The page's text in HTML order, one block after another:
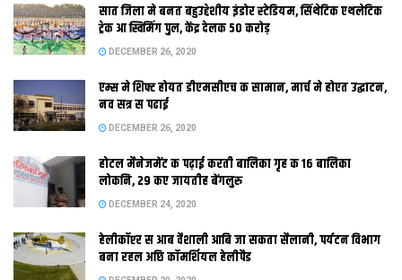
दरभंगा। पुरी पीठ क शंकराचार्य दरभंगा मे
आयोजित एकटा समारोह मे पं जयमंत मिश्रक पुस्‍तक ‘श्रीसीताचरित
महाकाव्यम’ क लोकार्पण केलथि। ग्रंथ लोकार्पण समारोह क दौरान
प्राध्यापिका डॉ. इंदिरा झा जेनाहि सम्मानित करबा लेल फातिमा क नाम
घोषित केलथि, ओहि ठाम मौजूद सबगोटे आश्चर्यचकित रहि गेलथि। सबहक
सात जिला मे बनत बहुउद्देशीय इंडोर स्‍टेडि‍यम, सिंथेटिक एथलेटिक
ट्रेक आ स्विमिंग पुल, केंद्र देलक 50 करोड़
DECEMBER 26, 2020
एम्स मे शिफ्ट होयत डीएमसीएच क सामान, मार्च मे होएत उद्घाटन,
नव सत्र स पढाई
DECEMBER 26, 2020
होटल मैनेजमेंट क पढ़ाई करती बालिका गृह क 16 बालिका
लोकनि, 29 कए जायतीह बेंगलुरु
DECEMBER 24, 2020
हेलीकॉप्टर स आब वैशाली आबि जा सकता सैलानी, पर्यटन विभाग
बना रहल अछि कॉमर्शियल हेलीपैड